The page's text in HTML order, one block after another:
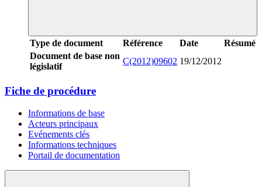
Type de document Référence Date
Résumé
Document de base non
législatif
C(2012)09602 19/12/2012
Fiche de procédure
Informations de base
Acteurs principaux
Evénements clés
Informations techniques
Portail de documentation